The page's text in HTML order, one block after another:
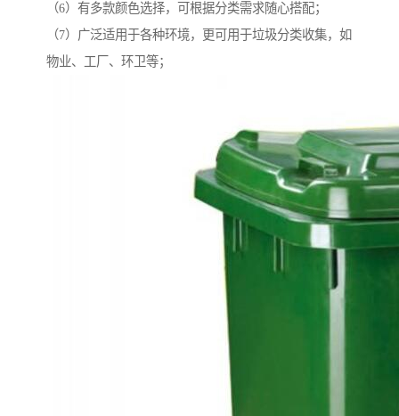
（6）有多款颜色选择，可根据分类需求随心搭配；
（7）广泛适用于各种环境，更可用于垃圾分类收集，如
物业、工厂、环卫等；